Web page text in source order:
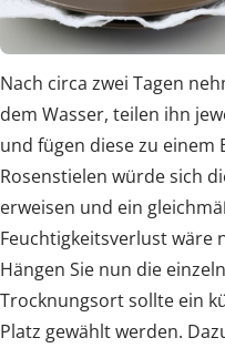
Nach circa zwei Tagen
dem Wasser, teilen ihn
und fügen diese zu einem
Rosenstielen würde sich
erweisen und ein
Feuchtigkeitsverlust wäre
Hängen Sie nun die
Trocknungsort sollte ein
Platz gewählt werden.